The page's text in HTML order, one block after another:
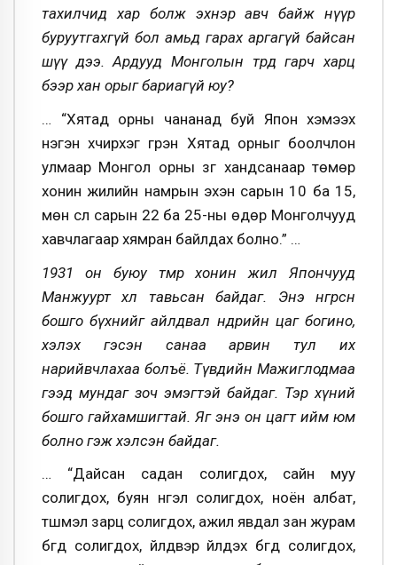
тахилчид хар болж эхнэр авч байж нүүр
буруутгахгүй бол амьд гарах аргагүй байсан
шүү дээ. Ардууд Монголын төрд гарч харц
бээр хан орыг бариагүй юу?
… “Хятад орны чананад буй Япон хэмээх
нэгэн хүчирхэг гүрэн Хятад орныг боолчлон
улмаар Монгол орны зүг хандсанаар төмөр
хонин жилийн намрын эхэн сарын 10 ба 15,
мөн сүүл сарын 22 ба 25-ны өдөр Монголчууд
хавчлагаар хямран байлдах болно.” …
1931 он буюу төмөр хонин жил Япончууд
Манжуурт хөл тавьсан байдаг. Энэ өнгөрсөн
бошго бүхнийг айлдвал өнөөдрийн цаг богино,
хэлэх гэсэн санаа арвин тул их
нарийвчлахаа болъё. Түвдийн Мажиглодмаа
гээд мундаг зоч эмэгтэй байдаг. Тэр хүний
бошго гайхамшигтай. Яг энэ он цагт ийм юм
болно гэж хэлсэн байдаг.
… “Дайсан садан солигдох, сайн муу
солигдох, буян нүгэл солигдох, ноён албат,
түшмэл зарц солигдох, ажил явдал зан журам
бүгд солигдох, үйлдвэр үйлдэх бүгд солигдох,